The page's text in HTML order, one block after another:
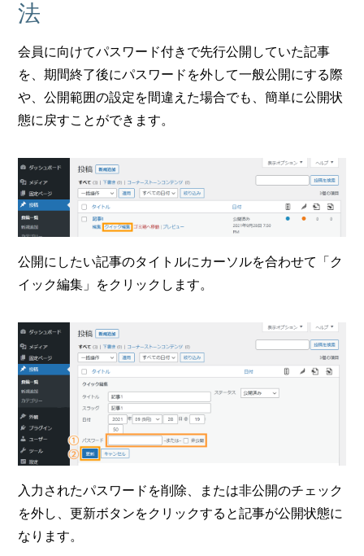
法
会員に向けてパスワード付きで先行公開していた記事
を、期間終了後にパスワードを外して一般公開にする際
や、公開範囲の設定を間違えた場合でも、簡単に公開状
態に戻すことができます。
公開にしたい記事のタイトルにカーソルを合わせて「ク
イック編集」をクリックします。
入力されたパスワードを削除、または非公開のチェック
を外し、更新ボタンをクリックすると記事が公開状態に
なります。